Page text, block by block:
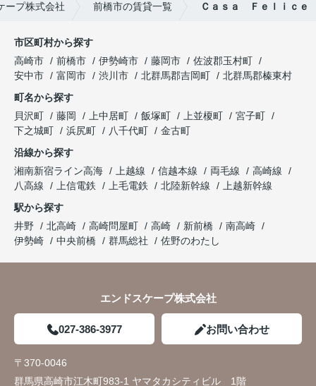
ープ株式会社 前橋市の賃貸一覧 Ｃａｓａ Ｆｅｌｉｃｅ
市区町村から探す
高崎市
前橋市 伊勢崎市 藤岡市
佐波郡玉村町
安中市
富岡市 渋川市 北群馬郡吉岡町
北群馬郡榛東村
町名から探す
貝沢町
藤岡 上中居町 飯塚町 上並榎町
宮子町
下之城町
浜尻町 八千代町
金古町
沿線から探す
湘南新宿ライン高海
上越線 信越本線 両毛線
高崎線
八高線
上信電鉄 上毛電鉄 北陸新幹線
上越新幹線
駅から探す
井野
北高崎 高崎問屋町 高崎 新前橋
南高崎
伊勢崎
中央前橋 群馬総社 佐野のわたし
エンドスケープ株式会社
027-386-3977 お問い合わせ
〒370-0046
群馬県高崎市江木町983-1 ヤマタカシティビル 1階